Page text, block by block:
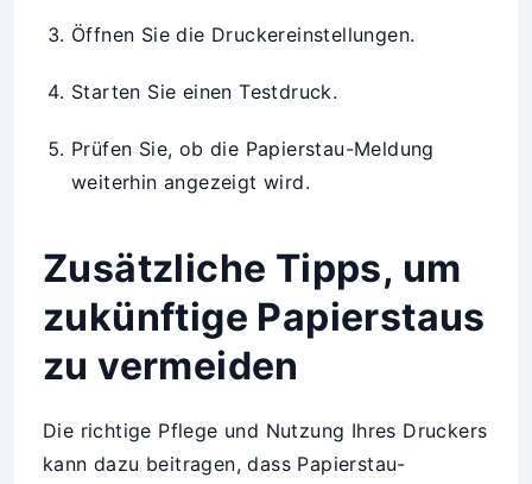
Öffnen Sie die Druckereinstellungen.
Starten Sie einen Testdruck.
Prüfen Sie, ob die Papierstau-Meldung
weiterhin angezeigt wird.
Zusätzliche Tipps, um
zukünftige Papierstaus
zu vermeiden
Die richtige Pflege und Nutzung Ihres Druckers
kann dazu beitragen, dass Papierstau-